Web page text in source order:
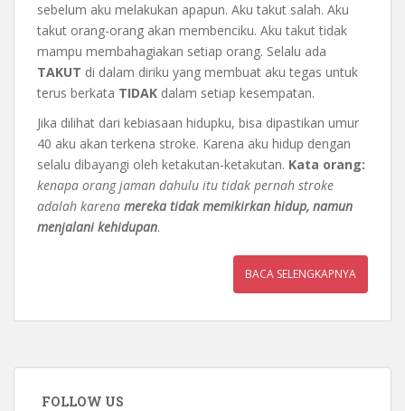
sebelum aku melakukan apapun. Aku takut salah. Aku
takut orang-orang akan membenciku. Aku takut tidak
mampu membahagiakan setiap orang. Selalu ada
TAKUT di dalam diriku yang membuat aku tegas untuk
terus berkata TIDAK dalam setiap kesempatan.
Jika dilihat dari kebiasaan hidupku, bisa dipastikan umur
40 aku akan terkena stroke. Karena aku hidup dengan
selalu dibayangi oleh ketakutan-ketakutan. Kata orang:
kenapa orang jaman dahulu itu tidak pernah stroke
adalah karena mereka tidak memikirkan hidup, namun
menjalani kehidupan.
BACA SELENGKAPNYA
FOLLOW US